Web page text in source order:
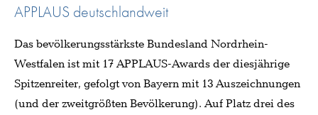
APPLAUS deutschlandweit
Das bevölkerungsstärkste Bundesland Nordrhein-
Westfalen ist mit 17 APPLAUS-Awards der diesjährige
Spitzenreiter, gefolgt von Bayern mit 13 Auszeichnungen
(und der zweitgrößten Bevölkerung). Auf Platz drei des